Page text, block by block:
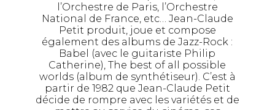
l’Orchestre de Paris, l’Orchestre
National de France, etc… Jean-Claude
Petit produit, joue et compose
également des albums de Jazz-Rock :
Babel (avec le guitariste Philip
Catherine), The best of all possible
worlds (album de synthétiseur). C’est à
partir de 1982 que Jean-Claude Petit
décide de rompre avec les variétés et de